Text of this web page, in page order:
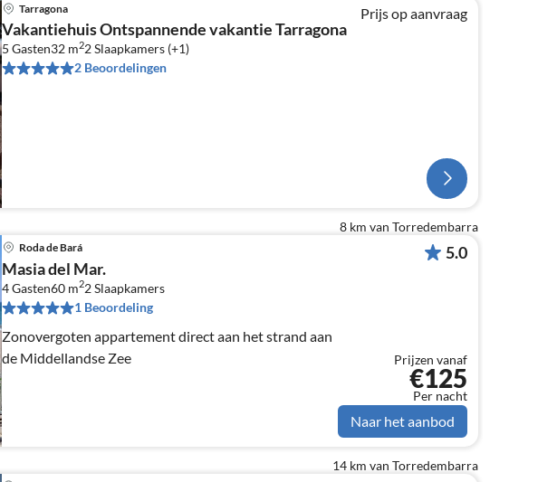
Tarragona
Vakantiehuis Ontspannende vakantie Tarragona
5 Gasten32 m22Slaapkamers (+1)
2 Beoordelingen
Prijs op aanvraag
8 km van Torredembarra
Roda de Bará
Masia del Mar.
4 Gasten60 m22Slaapkamers
1 Beoordeling
Zonovergoten appartement direct aan het strand aan
de Middellandse Zee
5.0
Prijzen vanaf
€125
Per nacht
Naar het aanbod
14 km van Torredembarra